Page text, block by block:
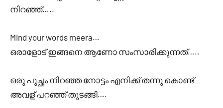
നിറഞ്ഞ്…..
Mind your words meera…
ഒരാളോട് ഇങ്ങനെ ആണോ സംസാരിക്കുന്നത്…..
ഒരു പുച്ഛം നിറഞ്ഞ നോട്ടം എനിക്ക് തന്നു കൊണ്ട്
അവള് പറഞ്ഞ് തുടങ്ങി….